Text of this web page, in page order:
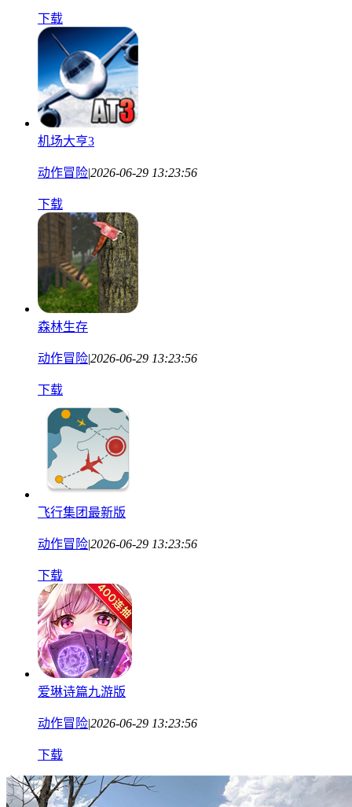
下载
机场大亨3
动作冒险|2026-06-29 13:23:56
下载
森林生存
动作冒险|2026-06-29 13:23:56
下载
飞行集团最新版
动作冒险|2026-06-29 13:23:56
下载
爱琳诗篇九游版
动作冒险|2026-06-29 13:23:56
下载